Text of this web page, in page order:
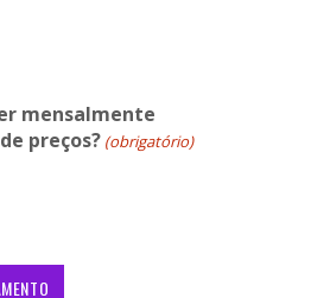
mensalmente
preços? (obrigatório)